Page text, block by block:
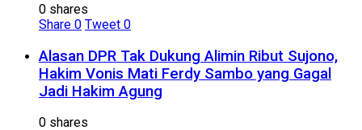
0 shares
Share 0 Tweet 0
Alasan DPR Tak Dukung Alimin Ribut Sujono,
Hakim Vonis Mati Ferdy Sambo yang Gagal
Jadi Hakim Agung
0 shares